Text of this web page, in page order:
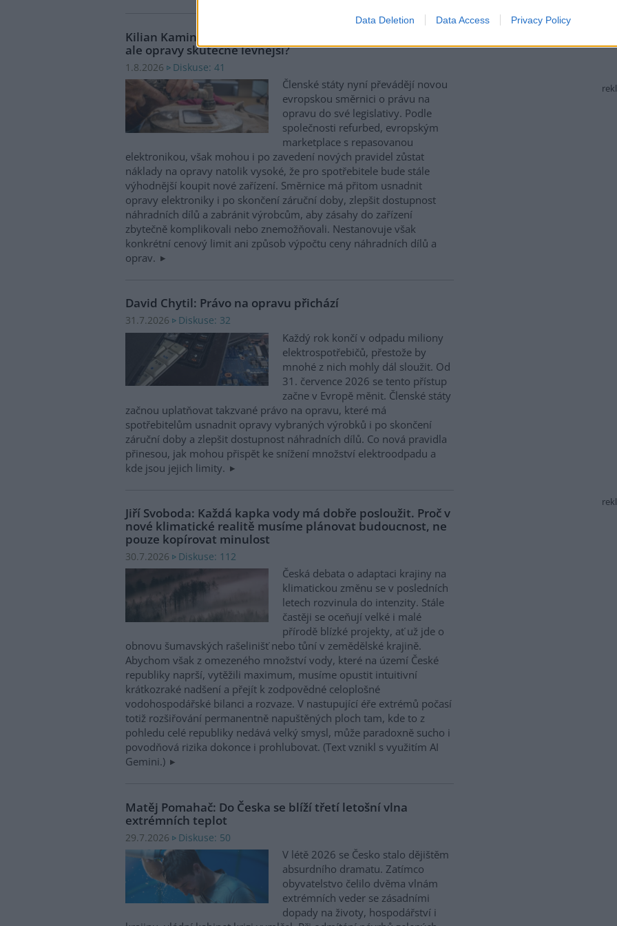
Data Deletion Data Access Privacy Policy
Kilian Kaminski: Evropa slibuje právo na opravu. Budou
ale opravy skutečně levnější?
1.8.2026 Diskuse: 41
Členské státy nyní převádějí novou
evropskou směrnici o právu na
opravu do své legislativy. Podle
společnosti refurbed, evropským
marketplace s repasovanou
elektronikou, však mohou i po zavedení nových pravidel zůstat
náklady na opravy natolik vysoké, že pro spotřebitele bude stále
výhodnější koupit nové zařízení. Směrnice má přitom usnadnit
opravy elektroniky i po skončení záruční doby, zlepšit dostupnost
náhradních dílů a zabránit výrobcům, aby zásahy do zařízení
zbytečně komplikovali nebo znemožňovali. Nestanovuje však
konkrétní cenový limit ani způsob výpočtu ceny náhradních dílů a
oprav.
David Chytil: Právo na opravu přichází
31.7.2026 Diskuse: 32
Každý rok končí v odpadu miliony
elektrospotřebičů, přestože by
mnohé z nich mohly dál sloužit. Od
31. července 2026 se tento přístup
začne v Evropě měnit. Členské státy
začnou uplatňovat takzvané právo na opravu, které má
spotřebitelům usnadnit opravy vybraných výrobků i po skončení
záruční doby a zlepšit dostupnost náhradních dílů. Co nová pravidla
přinesou, jak mohou přispět ke snížení množství elektroodpadu a
kde jsou jejich limity.
Jiří Svoboda: Každá kapka vody má dobře posloužit. Proč v
nové klimatické realitě musíme plánovat budoucnost, ne
pouze kopírovat minulost
30.7.2026 Diskuse: 112
Česká debata o adaptaci krajiny na
klimatickou změnu se v posledních
letech rozvinula do intenzity. Stále
častěji se oceňují velké i malé
přírodě blízké projekty, ať už jde o
obnovu šumavských rašelinišť nebo tůní v zemědělské krajině.
Abychom však z omezeného množství vody, které na území České
republiky naprší, vytěžili maximum, musíme opustit intuitivní
krátkozraké nadšení a přejít k zodpovědné celoplošné
vodohospodářské bilanci a rozvaze. V nastupující éře extrémů počasí
totiž rozšiřování permanentně napuštěných ploch tam, kde to z
pohledu celé republiky nedává velký smysl, může paradoxně sucho i
povodňová rizika dokonce i prohlubovat. (Text vznikl s využitím AI
Gemini.)
Matěj Pomahač: Do Česka se blíží třetí letošní vlna
extrémních teplot
29.7.2026 Diskuse: 50
V létě 2026 se Česko stalo dějištěm
absurdního dramatu. Zatímco
obyvatelstvo čelilo dvěma vlnám
extrémních veder se zásadními
dopady na životy, hospodářství i